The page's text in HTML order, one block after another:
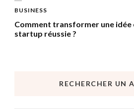
BUSINESS
Comment transformer une idée
startup réussie ?
RECHERCHER UN